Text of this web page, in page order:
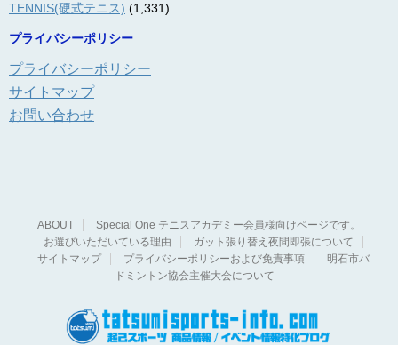
TENNIS(硬式テニス) (1,331)
プライバシーポリシー
プライバシーポリシー
サイトマップ
お問い合わせ
ABOUT
Special One テニスアカデミー会員様向けページです。
お選びいただいている理由
ガット張り替え夜間即張について
サイトマップ
プライバシーポリシーおよび免責事項
明石市バ
ドミントン協会主催大会について